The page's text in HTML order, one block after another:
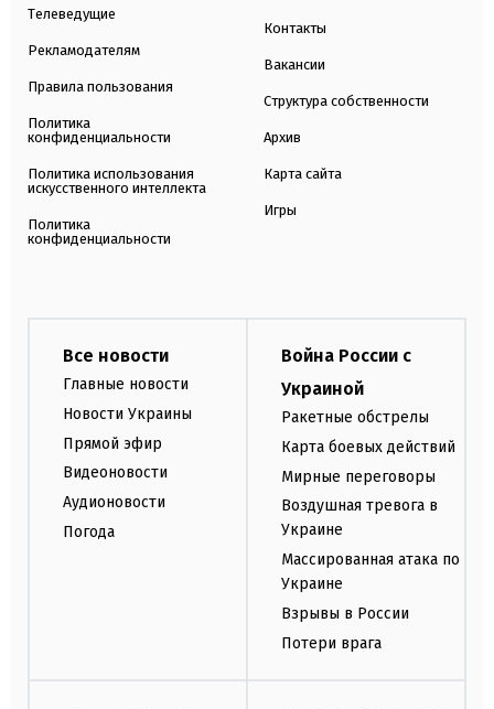
Телеведущие
Рекламодателям
Правила пользования
Политика
конфиденциальности
Политика использования
искусственного интеллекта
Политика
конфиденциальности
Контакты
Вакансии
Структура собственности
Архив
Карта сайта
Игры
Все новости
Главные новости
Новости Украины
Прямой эфир
Видеоновости
Аудионовости
Погода
Война России с
Украиной
Ракетные обстрелы
Карта боевых действий
Мирные переговоры
Воздушная тревога в
Украине
Массированная атака по
Украине
Взрывы в России
Потери врага